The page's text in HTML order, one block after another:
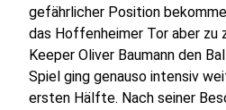
gefährlicher Position
das Hoffenheimer Tor aber zu
Keeper Oliver Baumann den
Spiel ging genauso intensiv
ersten Hälfte. Nach seiner